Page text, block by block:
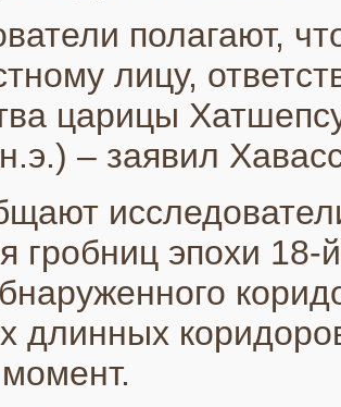
полагают,
лицу,
царицы
– заявил
гробниц эпохи
длинных